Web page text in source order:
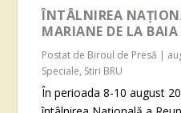
ÎNTÂLNIREA
MARIANE DE LA BAIA
Postat de Biroul de Presă |
Speciale, Stiri BRU
În perioada 8-10 august